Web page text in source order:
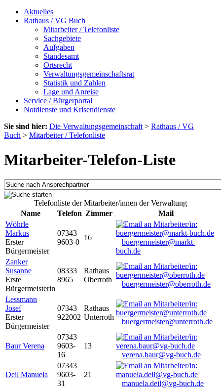
Aktuelles
Rathaus / VG Buch
Mitarbeiter / Telefonliste
Sachgebiete
Aufgaben
Standesamt
Ortsrecht
Verwaltungsgemeinschaftsrat
Statistik und Zahlen
Lage und Anreise
Service / Bürgerportal
Notdienste und Krisendienste
Sie sind hier: Die Verwaltungsgemeinschaft > Rathaus / VG
Buch > Mitarbeiter / Telefonliste
Mitarbeiter-Telefon-Liste
Telefonliste der Mitarbeiter/innen der Verwaltung
Name
Telefon Zimmer
Mail
Wöhrle
Markus
Erster
Bürgermeister
07343
9603-0
16
buergermeister@markt-
buch.de
Zanker
Susanne
Erste
Bürgermeisterin
08333
8965
Rathaus
Oberroth
buergermeister@oberroth.de
Lessmann
Josef
Erster
Bürgermeister
07343
922002
Rathaus
Unterroth
buergermeister@unterroth.de
Baur Verena
07343
9603-
16
13
verena.baur@vg-buch.de
Deil Manuela
07343
9603-
31
21
manuela.deil@vg-buch.de